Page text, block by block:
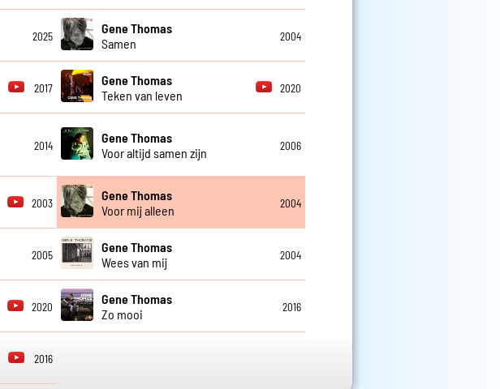
2025
Gene Thomas
Samen
2004
2017
Gene Thomas
Teken van leven
2020
2014
Gene Thomas
Voor altijd samen zijn
2006
2003
Gene Thomas
Voor mij alleen
2004
2005
Gene Thomas
Wees van mij
2004
2020
Gene Thomas
Zo mooi
2016
2016